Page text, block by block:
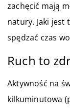
zachęcić mają
natury. Jaki jest
spędzać czas
Ruch to
Aktywność na
kilkuminutowa